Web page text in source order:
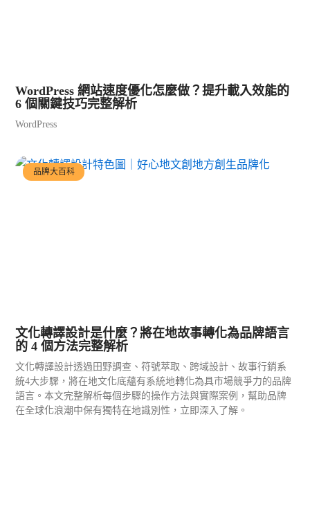
WordPress 網站速度優化怎麼做？提升載入效能的
6 個關鍵技巧完整解析
WordPress
品牌大百科
文化轉譯設計是什麼？將在地故事轉化為品牌語言
的 4 個方法完整解析
文化轉譯設計透過田野調查、符號萃取、跨域設計、故事行銷系
統4大步驟，將在地文化底蘊有系統地轉化為具市場競爭力的品牌
語言。本文完整解析每個步驟的操作方法與實際案例，幫助品牌
在全球化浪潮中保有獨特在地識別性，立即深入了解。